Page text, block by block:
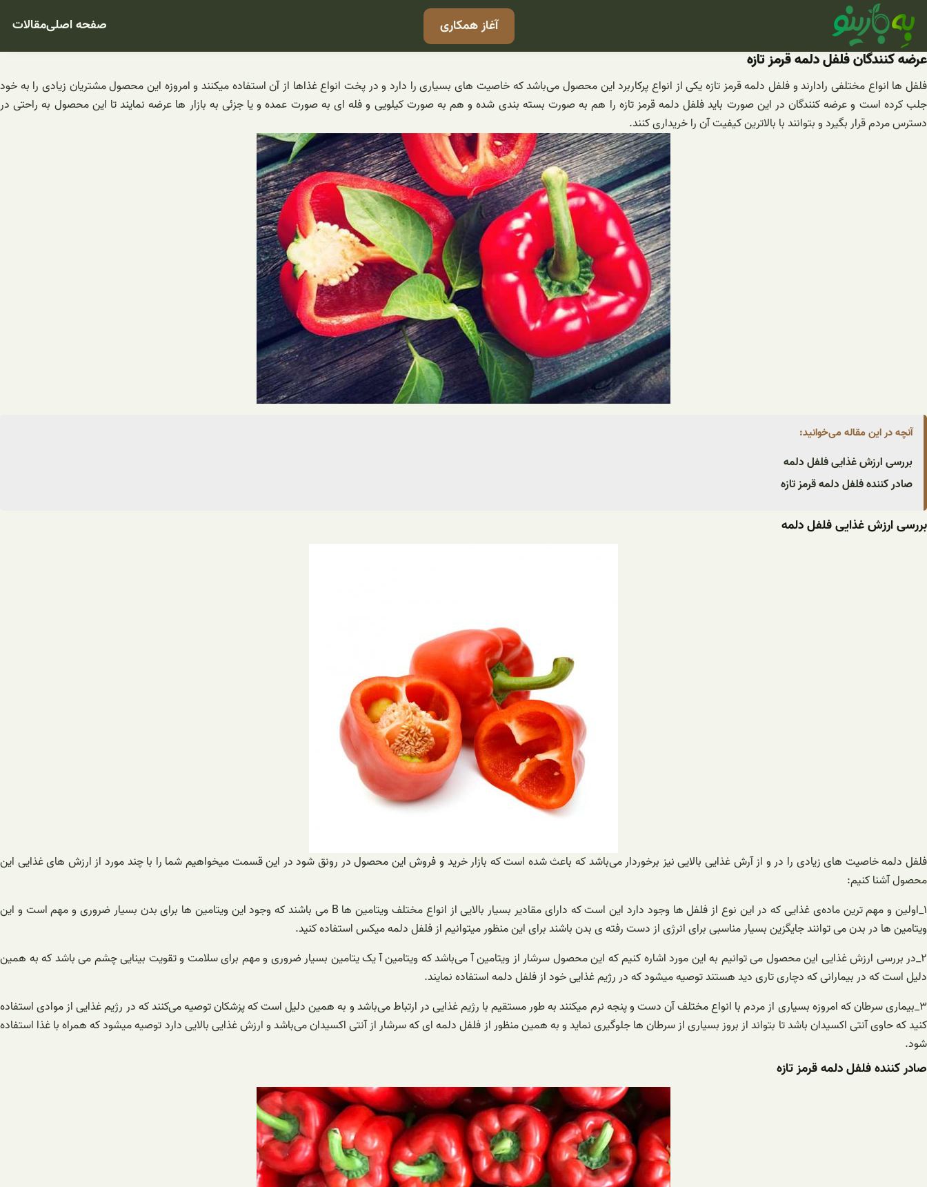
محتوا
آغاز همکاری صفحه اصلیمقالات
عرضه کنندگان فلفل دلمه قرمز تازه
فلفل ها انواع مختلفی رادارند و فلفل دلمه قرمز تازه یکی از انواع پرکاربرد این محصول می‌باشد که خاصیت های بسیاری را دارد و در پخت انواع غذاها از آن استفاده میکنند و امروزه این محصول مشتریان زیادی را به خود
جلب کرده است و عرضه کنندگان در این صورت باید فلفل دلمه قرمز تازه را هم به صورت بسته بندی شده و هم به صورت کیلویی و فله ای به صورت عمده و یا جزئی به بازار ها عرضه نمایند تا این محصول به راحتی در
دسترس مردم قرار بگیرد و بتوانند با بالاترین کیفیت آن را خریداری کنند.
آنچه در این مقاله می‌خوانید:
بررسی ارزش غذایی فلفل دلمه
صادر کننده فلفل دلمه قرمز تازه
بررسی ارزش غذایی فلفل دلمه
فلفل دلمه خاصیت های زیادی را در و از آرش غذایی بالایی نیز برخوردار می‌باشد که باعث شده است که بازار خرید و فروش این محصول در رونق شود در این قسمت میخواهیم شما را با چند مورد از ارزش های غذایی این
محصول آشنا کنیم:
۱_اولین و مهم ترین ماده‌ی غذایی که در این نوع از فلفل ها وجود دارد این است که دارای مقادیر بسیار بالایی از انواع مختلف ویتامین ها B می باشند که وجود این ویتامین ها برای بدن بسیار ضروری و مهم است و این
ویتامین ها در بدن می توانند جایگزین بسیار مناسبی برای انرژی از دست رفته ی بدن باشند برای این منظور میتوانیم از فلفل دلمه میکس استفاده کنید.
۲_در بررسی ارزش غذایی این محصول می توانیم به این مورد اشاره کنیم که این محصول سرشار از ویتامین آ می‌باشد که ویتامین آ یک یتامین بسیار ضروری و مهم برای سلامت و تقویت بینایی چشم می باشد که به همین
دلیل است که در بیمارانی که دچاری تاری دید هستند توصیه میشود که در رژیم غذایی خود از فلفل دلمه استفاده نمایند.
۳_بیماری سرطان که امروزه بسیاری از مردم با انواع مختلف آن دست و پنجه نرم میکنند به طور مستقیم با رژیم غذایی در ارتباط می‌باشد و به همین دلیل است که پزشکان توصیه می‌کنند که در رژیم غذایی از موادی استفاده
کنید که حاوی آنتی اکسیدان باشد تا بتواند از بروز بسیاری از سرطان ها جلوگیری نماید و به همین منظور از فلفل دلمه ای که سرشار از آنتی اکسیدان می‌باشد و ارزش غذایی بالایی دارد توصیه میشود که همراه با غذا استفاده
شود.
صادر کننده فلفل دلمه قرمز تازه